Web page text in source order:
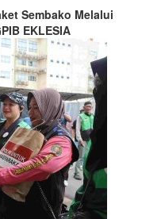
Sembako Melalui
EKLESIA